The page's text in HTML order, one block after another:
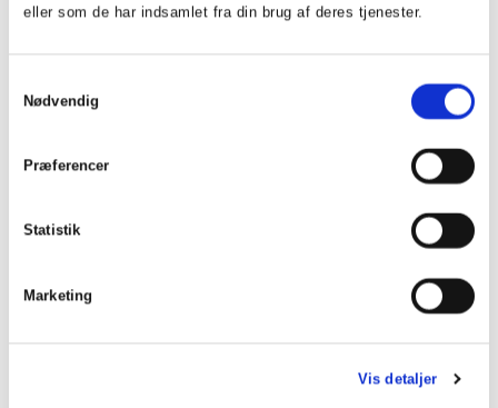
eller som de har indsamlet fra din brug af deres tjenester.
Nødvendig
Præferencer
Statistik
Marketing
Vis detaljer
Kl. 10:30 – 10:45 Pause 15 min.
kommunikation
Ved Claus Barrett Christiansen, partner og advokat, Bech
Oplægget vil tage udgangspunkt i de regler som
herunder de kommende regler i Empowering
Consumers direktivet og spørgsmål i relation til brug af
sammen med reglerne for bødestraf og de praktiske